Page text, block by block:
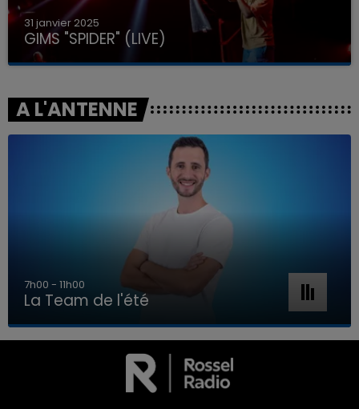
LA TEAM DE L'ÉTÉ
31 janvier 2025
GIMS "SPIDER" (LIVE)
A L'ANTENNE
7h00 - 11h00
La Team de l'été